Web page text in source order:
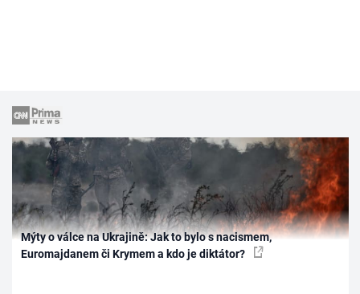
Mýty o válce na Ukrajině: Jak to bylo s nacismem,
Euromajdanem či Krymem a kdo je diktátor?